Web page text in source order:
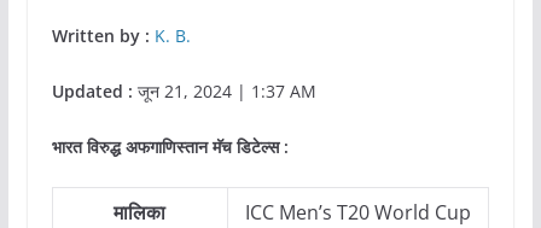
Written by : K. B.
Updated : जून 21, 2024 | 1:37 AM
भारत विरुद्ध अफगाणिस्तान मॅच डिटेल्स :
मालिका
ICC Men’s T20 World Cup